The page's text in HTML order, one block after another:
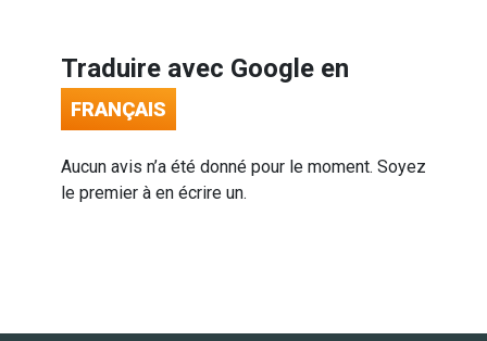
Traduire avec Google en
FRANÇAIS
Aucun avis n’a été donné pour le moment. Soyez
le premier à en écrire un.